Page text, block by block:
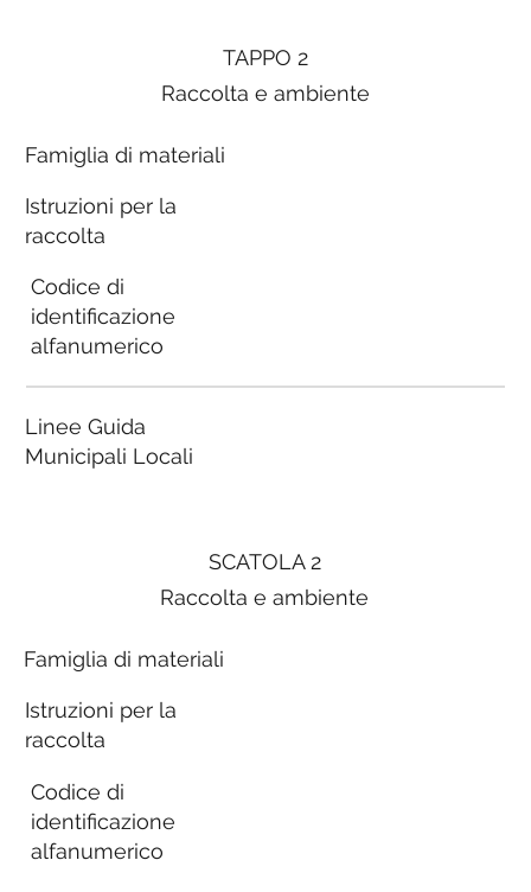
SCATOLA 2
Raccolta e ambiente
Famiglia di materiali
Istruzioni per la
raccolta
Codice di
identificazione
alfanumerico
TAPPO 2
Raccolta e ambiente
Famiglia di materiali
Istruzioni per la
raccolta
Codice di
identificazione
alfanumerico
Linee Guida
Municipali Locali